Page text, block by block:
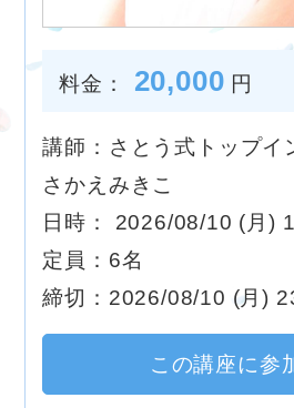
料金： 20,000 円
講師：さとう式トップイ
さかえみきこ
日時： 2026/08/10 (月)
定員：6名
締切：2026/08/10 (月)
この講座に参